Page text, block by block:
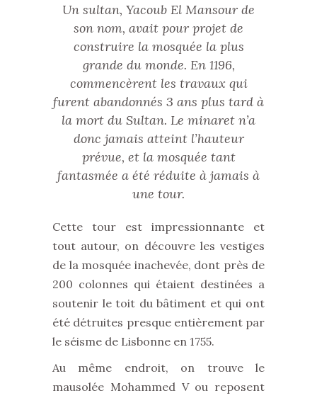
Un sultan, Yacoub El Mansour de
son nom, avait pour projet de
construire la mosquée la plus
grande du monde. En 1196,
commencèrent les travaux qui
furent abandonnés 3 ans plus tard à
la mort du Sultan. Le minaret n’a
donc jamais atteint l’hauteur
prévue, et la mosquée tant
fantasmée a été réduite à jamais à
une tour.
Cette tour est impressionnante et
tout autour, on découvre les vestiges
de la mosquée inachevée, dont près de
200 colonnes qui étaient destinées a
soutenir le toit du bâtiment et qui ont
été détruites presque entièrement par
le séisme de Lisbonne en 1755.
Au même endroit, on trouve le
mausolée Mohammed V ou reposent